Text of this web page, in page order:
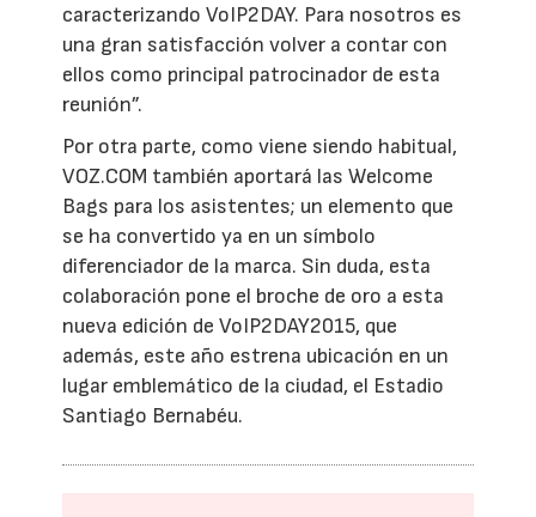
caracterizando VoIP2DAY. Para nosotros es
una gran satisfacción volver a contar con
ellos como principal patrocinador de esta
reunión”.
Por otra parte, como viene siendo habitual,
VOZ.COM también aportará las Welcome
Bags para los asistentes; un elemento que
se ha convertido ya en un símbolo
diferenciador de la marca. Sin duda, esta
colaboración pone el broche de oro a esta
nueva edición de VoIP2DAY2015, que
además, este año estrena ubicación en un
lugar emblemático de la ciudad, el Estadio
Santiago Bernabéu.